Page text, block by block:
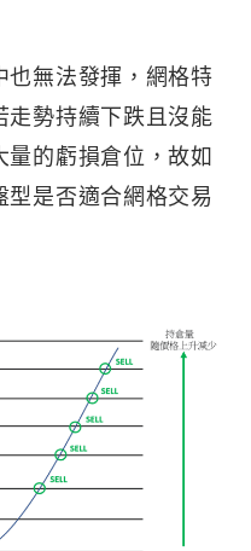
也無法發揮，網格特
走勢持續下跌且沒能
的虧損倉位，故如
是否適合網格交易